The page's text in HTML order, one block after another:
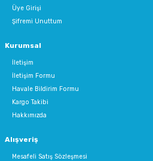
Üye Girişi
Şifremi Unuttum
Kurumsal
İletişim
İletişim Formu
Havale Bildirim Formu
Kargo Takibi
Hakkımızda
Alışveriş
Mesafeli Satış Sözleşmesi